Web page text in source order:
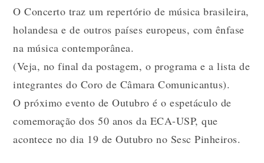
O Concerto traz um repertório de música brasileira,
holandesa e de outros países europeus, com ênfase
na música contemporânea.
(Veja, no final da postagem, o programa e a lista de
integrantes do Coro de Câmara Comunicantus).
O próximo evento de Outubro é o espetáculo de
comemoração dos 50 anos da ECA-USP, que
acontece no dia 19 de Outubro no Sesc Pinheiros.